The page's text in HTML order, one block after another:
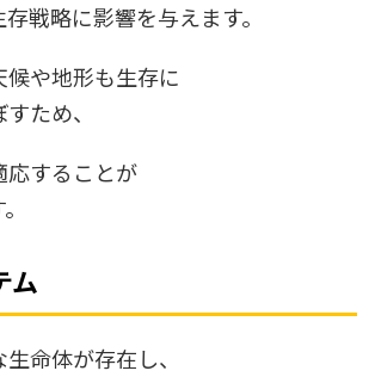
戦略に影響を与えます。
候や地形も生存に
ため、
応することが
ム
命体が存在し、